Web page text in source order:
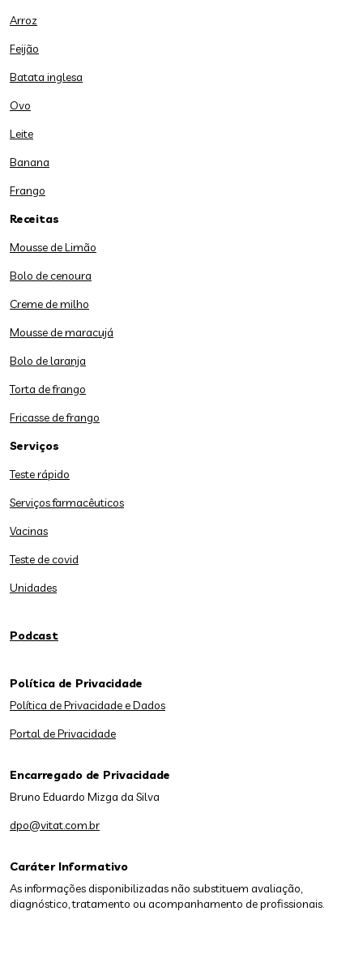
Arroz
Feijão
Batata inglesa
Ovo
Leite
Banana
Frango
Receitas
Mousse de Limão
Bolo de cenoura
Creme de milho
Mousse de maracujá
Bolo de laranja
Torta de frango
Fricasse de frango
Serviços
Teste rápido
Serviços farmacêuticos
Vacinas
Teste de covid
Unidades
Podcast
Caráter Informativo
As informações disponibilizadas não substituem avaliação,
diagnóstico, tratamento ou acompanhamento de profissionais.
Política de Privacidade
Política de Privacidade e Dados
Portal de Privacidade
Encarregado de Privacidade
Bruno Eduardo Mizga da Silva
dpo@vitat.com.br